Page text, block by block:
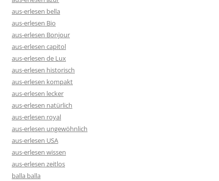
aus-erlesen bella
aus-erlesen Bio
aus-erlesen Bonjour
aus-erlesen capitol
aus-erlesen de Lux
aus-erlesen historisch
aus-erlesen kompakt
aus-erlesen lecker
aus-erlesen natürlich
aus-erlesen royal
aus-erlesen ungewöhnlich
aus-erlesen USA
aus-erlesen wissen
aus-erlesen zeitlos
balla balla